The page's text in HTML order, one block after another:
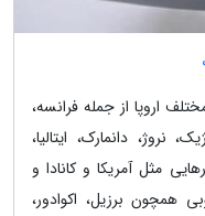
اروپا از جمله فرانسه،
نروژ، دانمارک، ایتالیا،
مثل آمریکا و کانادا و
همچون برزیل، اکوادور،